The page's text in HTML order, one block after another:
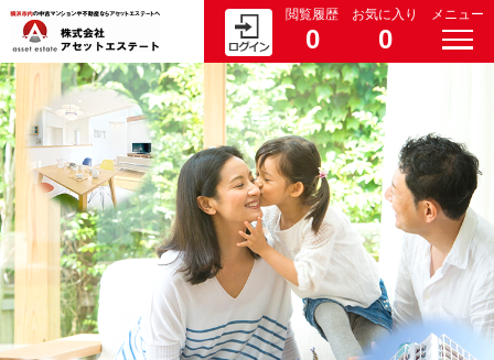
閲覧履歴
0
お気に入り
0
メニュー